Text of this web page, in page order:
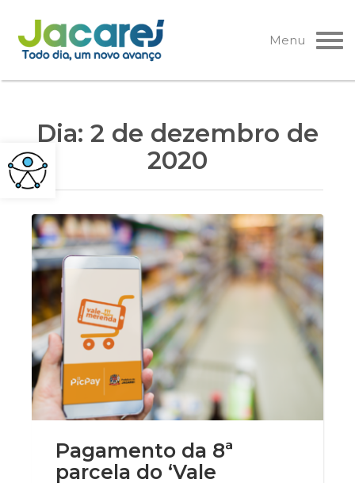
Pular
para
o
Menu
Dia: 2 de dezembro de
2020
Pagamento da 8ª
parcela do ‘Vale